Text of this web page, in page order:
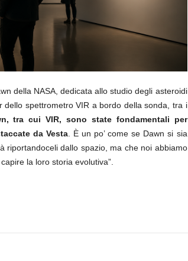
della NASA, dedicata allo studio degli asteroidi
dello spettrometro VIR a bordo della sonda, tra i
tra cui VIR, sono state fondamentali per
da Vesta. È un po’ come se Dawn si sia
riportandoceli dallo spazio, ma che noi abbiamo
la loro storia evolutiva”.